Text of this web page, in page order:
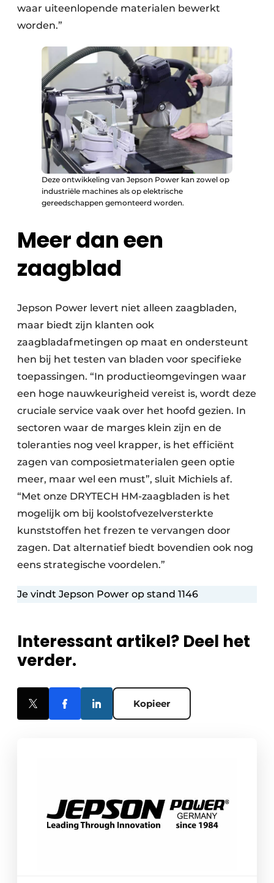
waar uiteenlopende materialen bewerkt
worden.”
Deze ontwikkeling van Jepson Power kan zowel op
industriële machines als op elektrische
gereedschappen gemonteerd worden.
Meer dan een
zaagblad
Jepson Power levert niet alleen zaagbladen,
maar biedt zijn klanten ook
zaagbladafmetingen op maat en ondersteunt
hen bij het testen van bladen voor specifieke
toepassingen. “In productieomgevingen waar
een hoge nauwkeurigheid vereist is, wordt deze
cruciale service vaak over het hoofd gezien. In
sectoren waar de marges klein zijn en de
toleranties nog veel krapper, is het efficiënt
zagen van composietmaterialen geen optie
meer, maar wel een must”, sluit Michiels af.
“Met onze DRYTECH HM-zaagbladen is het
mogelijk om bij koolstofvezelversterkte
kunststoffen het frezen te vervangen door
zagen. Dat alternatief biedt bovendien ook nog
eens strategische voordelen.”
Je vindt Jepson Power op stand 1146
Interessant artikel? Deel het
verder.
Kopieer